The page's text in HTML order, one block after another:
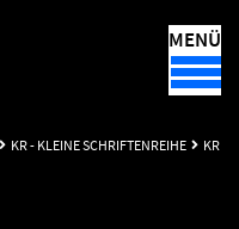
MENÜ
KR - KLEINE SCHRIFTENREIHE
KR